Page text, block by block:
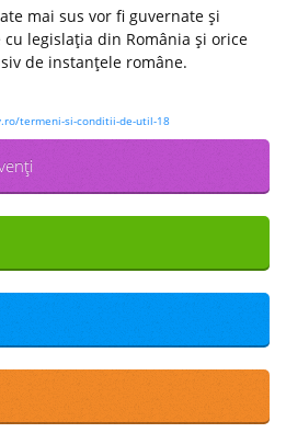
mai sus vor fi guvernate şi
legislaţia din România şi orice
de instanţele române.
termeni-si-conditii-de-util-18